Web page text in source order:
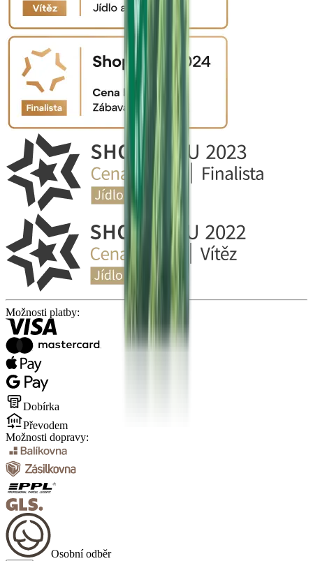
Možnosti platby:
Dobírka
Převodem
Možnosti dopravy:
Osobní odběr